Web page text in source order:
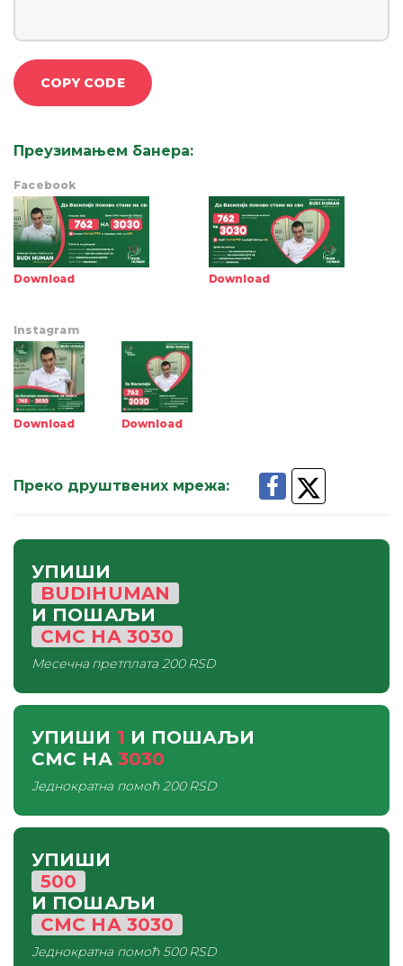
COPY CODE
Преузимањем банера:
Facebook
Download Download
Instagram
Download Download
Преко друштвених мрежа:
УПИШИ
BUDIHUMAN
И ПОШАЉИ
СМС НА3030
Месечна претплата200 RSD
УПИШИ 1 И ПОШАЉИ
СМС НА 3030
Једнократна помоћ200 RSD
УПИШИ
500
И ПОШАЉИ
СМС НА3030
Једнократна помоћ500 RSD